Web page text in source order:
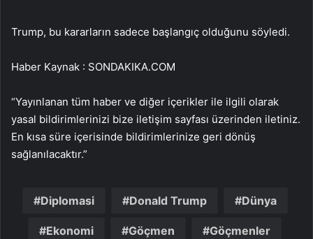
Trump, bu kararların sadece başlangıç olduğunu söyledi.
Haber Kaynak : SONDAKIKA.COM
“Yayınlanan tüm haber ve diğer içerikler ile ilgili olarak
yasal bildirimlerinizi bize iletişim sayfası üzerinden iletiniz.
En kısa süre içerisinde bildirimlerinize geri dönüş
sağlanılacaktır.”
Diplomasi Donald Trump Dünya
Ekonomi Göçmen Göçmenler